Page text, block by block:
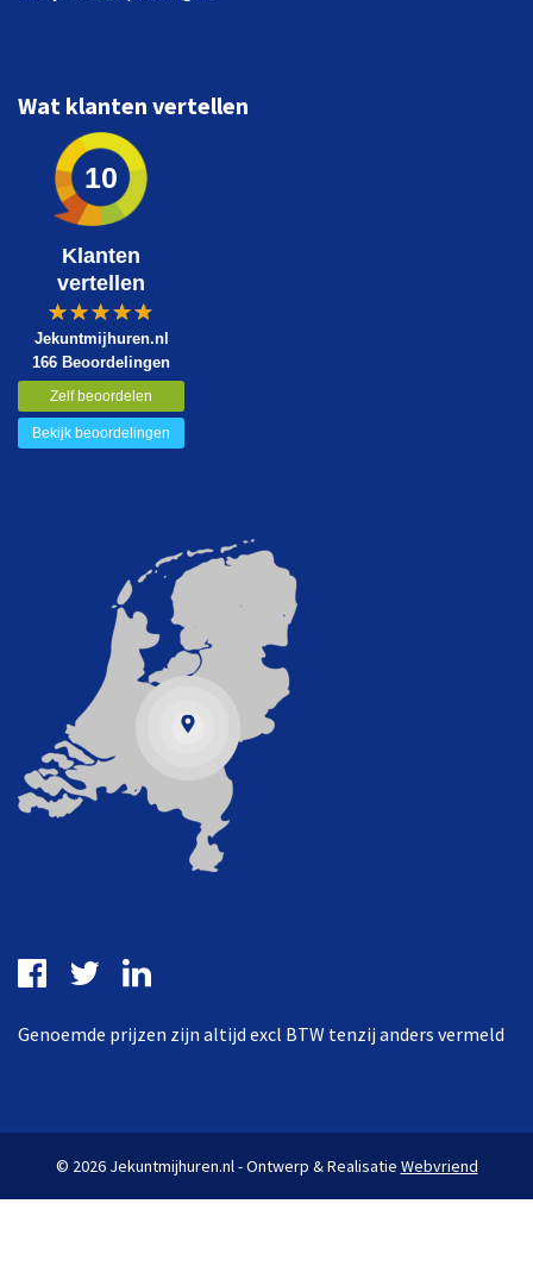
Wat klanten vertellen
10
Klanten
vertellen
Jekuntmijhuren.nl
166 Beoordelingen
Zelf beoordelen
Bekijk beoordelingen
Genoemde prijzen zijn altijd excl BTW tenzij anders vermeld
© 2026 Jekuntmijhuren.nl - Ontwerp & Realisatie Webvriend